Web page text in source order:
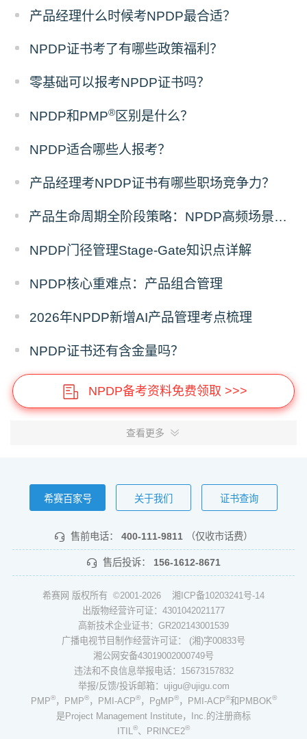
产品经理什么时候考NPDP最合适？
NPDP证书考了有哪些政策福利？
零基础可以报考NPDP证书吗？
NPDP和PMP®区别是什么？
NPDP适合哪些人报考？
产品经理考NPDP证书有哪些职场竞争力？
产品生命周期全阶段策略：NPDP高频场景题答题模板
NPDP门径管理Stage-Gate知识点详解
NPDP核心重难点：产品组合管理
2026年NPDP新增AI产品管理考点梳理
NPDP证书还有含金量吗？
NPDP备考资料免费领取 >>>
查看更多
希赛百家号 关于我们 证书查询
售前电话： 400-111-9811 （仅收市话费）
售后投诉： 156-1612-8671
希赛网 版权所有 ©2001-2026 湘ICP备10203241号-14
出版物经营许可证：4301042021177
高新技术企业证书：GR202143001539
广播电视节目制作经营许可证： (湘)字00833号
湘公网安备43019002000749号
违法和不良信息举报电话：15673157832
举报/反馈/投诉邮箱：ujigu@ujigu.com
PMP®，PMP®，PMI-ACP®，PgMP®，PMI-ACP®和PMBOK®
是Project Management Institute，Inc.的注册商标
ITIL ®、PRINCE2®